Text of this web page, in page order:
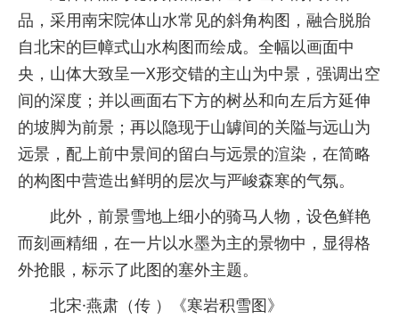
品，采用南宋院体山水常见的斜角构图，融合脱胎
自北宋的巨幛式山水构图而绘成。全幅以画面中
央，山体大致呈一X形交错的主山为中景，强调出空
间的深度；并以画面右下方的树丛和向左后方延伸
的坡脚为前景；再以隐现于山罅间的关隘与远山为
远景，配上前中景间的留白与远景的渲染，在简略
的构图中营造出鲜明的层次与严峻森寒的气氛。
此外，前景雪地上细小的骑马人物，设色鲜艳
而刻画精细，在一片以水墨为主的景物中，显得格
外抢眼，标示了此图的塞外主题。
北宋·燕肃（传 ）《寒岩积雪图》